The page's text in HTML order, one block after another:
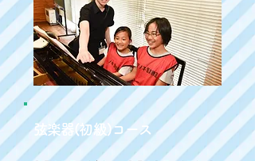
弦楽器(初級)コース